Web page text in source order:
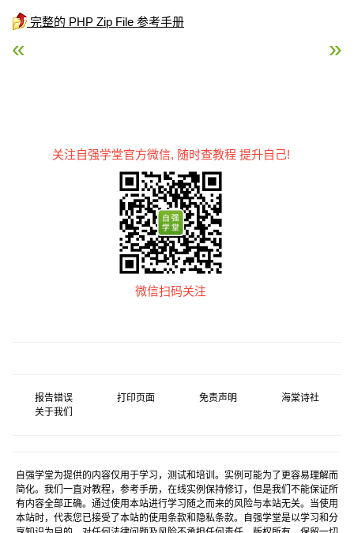
完整的 PHP Zip File 参考手册
« PHP zip_entry_name() 函数PHP zip_entry_read()
关注自强学堂官方微信, 随时查教程 提升自己!
微信扫码关注
报告错误 打印页面 免责声明
海棠诗社
关于我们
自强学堂为提供的内容仅用于学习，测试和培训。实例可能为了更容易理解而
简化。我们一直对教程，参考手册，在线实例保持修订，但是我们不能保证所
有内容全部正确。通过使用本站进行学习随之而来的风险与本站无关。当使用
本站时，代表您已接受了本站的使用条款和隐私条款。自强学堂是以学习和分